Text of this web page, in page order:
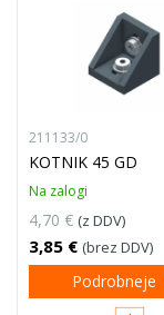
211133/0
KOTNIK 45 GD
Na zalogi
4,70 € (z DDV)
3,85 € (brez DDV)
Podrobneje